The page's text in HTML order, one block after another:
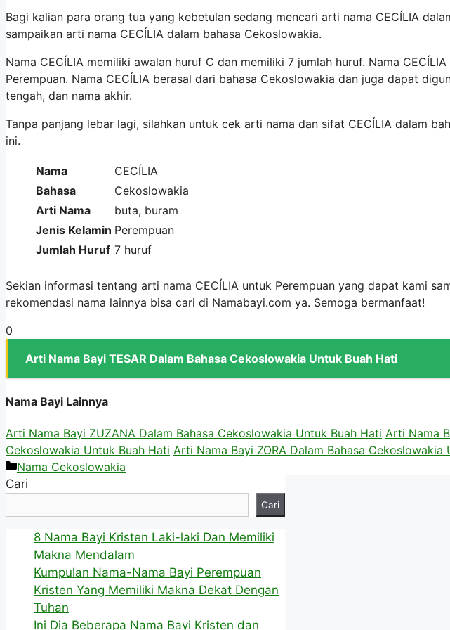
Bagi kalian para orang tua yang kebetulan sedang mencari arti nama CECÍLIA
sampaikan arti nama CECÍLIA dalam bahasa Cekoslowakia.
Nama CECÍLIA memiliki awalan huruf C dan memiliki 7 jumlah huruf. Nama
Perempuan. Nama CECÍLIA berasal dari bahasa Cekoslowakia dan juga dapat
tengah, dan nama akhir.
Tanpa panjang lebar lagi, silahkan untuk cek arti nama dan sifat CECÍLIA dalam
ini.
Nama
CECÍLIA
Bahasa
Cekoslowakia
Arti Nama
buta, buram
Jenis Kelamin Perempuan
Jumlah Huruf 7 huruf
Sekian informasi tentang arti nama CECÍLIA untuk Perempuan yang dapat kami
rekomendasi nama lainnya bisa cari di Namabayi.com ya. Semoga bermanfaat!
0
Arti Nama Bayi TESAR Dalam Bahasa Cekoslowakia Untuk Buah Hati
Nama Bayi Lainnya
Arti Nama Bayi ZUZANA Dalam Bahasa Cekoslowakia Untuk Buah Hati Arti Nama
Cekoslowakia Untuk Buah Hati Arti Nama Bayi ZORA Dalam Bahasa Cekoslowakia
Kategori
Nama Cekoslowakia
Cari
Cari
8 Nama Bayi Kristen Laki-laki Dan Memiliki
Makna Mendalam
Kumpulan Nama-Nama Bayi Perempuan
Kristen Yang Memiliki Makna Dekat Dengan
Tuhan
Ini Dia Beberapa Nama Bayi Kristen dan